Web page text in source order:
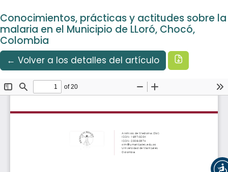
Registrarse Entrar
Conocimientos, prácticas y actitudes sobre la
malaria en el Municipio de LLoró, Chocó,
Colombia
← Volver a los detalles del artículo